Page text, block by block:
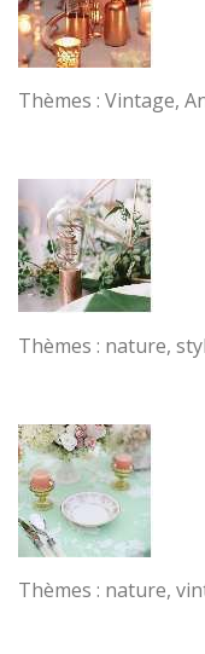
Thèmes : Vintage,
Thèmes : nature,
Thèmes : nature,